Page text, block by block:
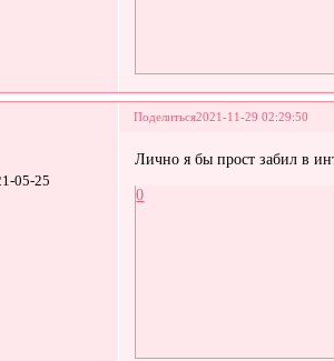
Поделиться2021-11-29 02:29:50
05-25
Лично я бы прост забил в
0